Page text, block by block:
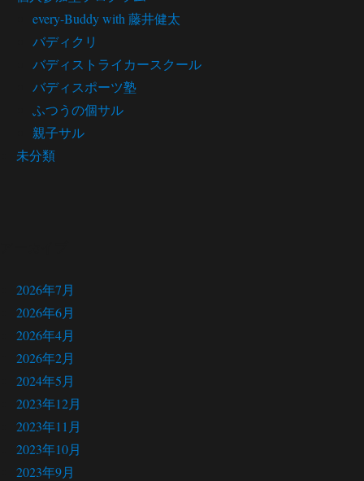
every-Buddy with 藤井健太
バディクリ
バディストライカースクール
バディスポーツ塾
ふつうの個サル
親子サル
未分類
2026年7月
2026年6月
2026年4月
2026年2月
2024年5月
2023年12月
2023年11月
2023年10月
2023年9月